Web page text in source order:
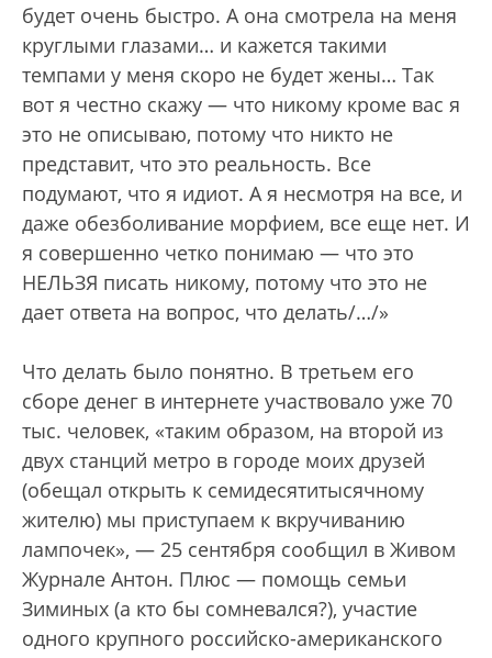
будет очень быстро. А она смотрела на меня
круглыми глазами… и кажется такими
темпами у меня скоро не будет жены… Так
вот я честно скажу — что никому кроме вас я
это не описываю, потому что никто не
представит, что это реальность. Все
подумают, что я идиот. А я несмотря на все, и
даже обезболивание морфием, все еще нет. И
я совершенно четко понимаю — что это
НЕЛЬЗЯ писать никому, потому что это не
дает ответа на вопрос, что делать/…/»
Что делать было понятно. В третьем его
сборе денег в интернете участвовало уже 70
тыс. человек, «таким образом, на второй из
двух станций метро в городе моих друзей
(обещал открыть к семидесятитысячному
жителю) мы приступаем к вкручиванию
лампочек», — 25 сентября сообщил в Живом
Журнале Антон. Плюс — помощь семьи
Зиминых (а кто бы сомневался?), участие
одного крупного российско-американского